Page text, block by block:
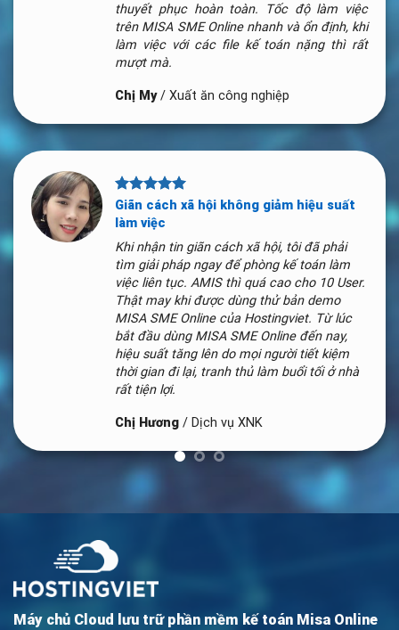
treo, giờ thì mọi chuyện đã khác. Cảm ơn
Hostingviet rất nhiều!
Chị Liên
Trước đây, chúng tôi khá vất vả ở việc đòng
bộ dữ liệu, mỗi cơ sở sử dụng 1 dữ liệu kế
toán riêng. Cũng đã thử mở port, VPN
nhưng tốc độ chậm không thể làm việc nổi.
Nhờ có dịch vụ MISA SME Online trên Cloud
mà phòng kế toán & Giám đốc nhàn hơn rất
nhiều!
Chị Thu /Bán đồ gia dụng
chuyên nghiệp!
Tầng 2 tòa nhà Kim Hoàn (Kim Hoàn Building), ngõ 19 Duy Tân,
Cầu Giấy, Hà Nội
Tel:02466-567-555